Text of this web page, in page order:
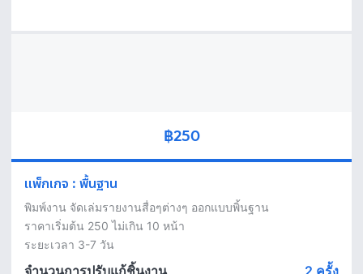
฿250
แพ็กเกจ : พื้นฐาน
พิมพ์งาน จัดเล่มรายงานสื่อๆต่างๆ ออกแบบพิ้นฐาน
ราคาเริ่มต้น 250 ไม่เกิน 10 หน้า
ระยะเวลา 3-7 วัน
จำนวนการปรับแก้ชิ้นงาน
2 ครั้ง